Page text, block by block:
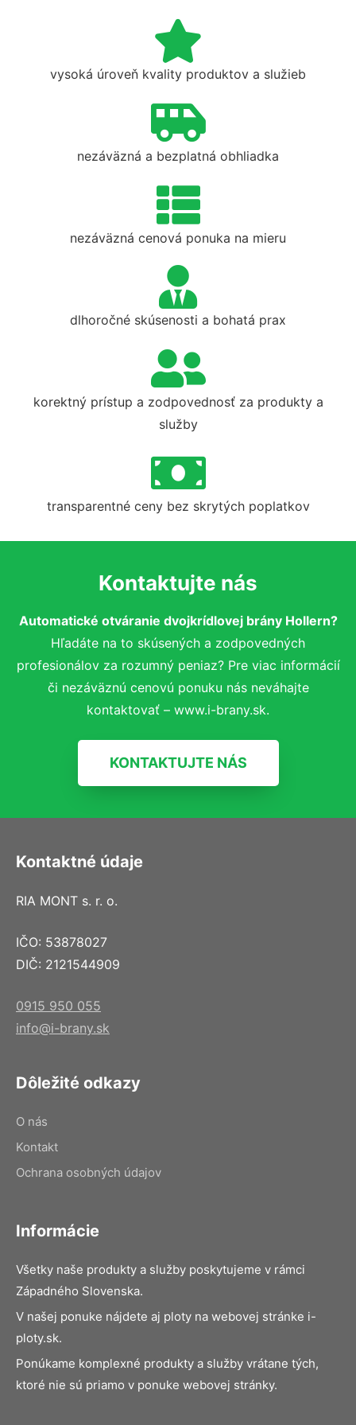
vysoká úroveň kvality produktov a služieb
nezáväzná a bezplatná obhliadka
nezáväzná cenová ponuka na mieru
dlhoročné skúsenosti a bohatá prax
korektný prístup a zodpovednosť za produkty a
služby
transparentné ceny bez skrytých poplatkov
Kontaktujte nás
Automatické otváranie dvojkrídlovej brány Hollern?
Hľadáte na to skúsených a zodpovedných
profesionálov za rozumný peniaz? Pre viac informácií
či nezáväznú cenovú ponuku nás neváhajte
kontaktovať – www.i-brany.sk.
KONTAKTUJTE NÁS
Kontaktné údaje
RIA MONT s. r. o.
IČO: 53878027
DIČ: 2121544909
0915 950 055
info@i-brany.sk
Dôležité odkazy
O nás
Kontakt
Ochrana osobných údajov
Informácie
Všetky naše produkty a služby poskytujeme v rámci
Západného Slovenska.
V našej ponuke nájdete aj ploty na webovej stránke i-
ploty.sk.
Ponúkame komplexné produkty a služby vrátane tých,
ktoré nie sú priamo v ponuke webovej stránky.